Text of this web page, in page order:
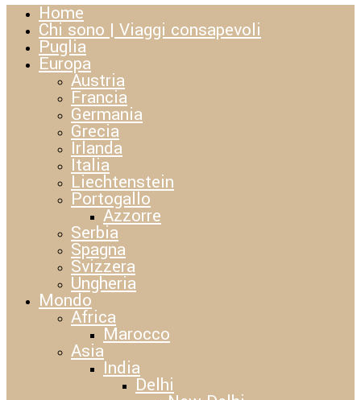
Home
Chi sono | Viaggi consapevoli
Puglia
Europa
Austria
Francia
Germania
Grecia
Irlanda
Italia
Liechtenstein
Portogallo
Azzorre
Serbia
Spagna
Svizzera
Ungheria
Mondo
Africa
Marocco
Asia
India
Delhi